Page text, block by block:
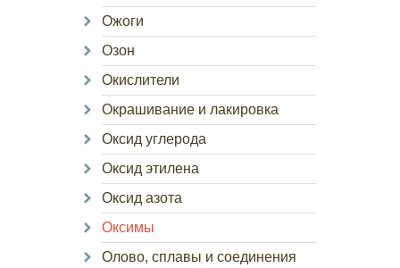
Ожоги
Озон
Окислители
Окрашивание и лакировка
Оксид углерода
Оксид этилена
Оксид азота
Оксимы
Олово, сплавы и соединения